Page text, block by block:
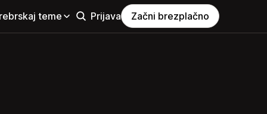
teme Prijava Začni brezplačno